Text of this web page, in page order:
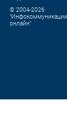
© 2004-2026
"Инфокоммуникации
онлайн"